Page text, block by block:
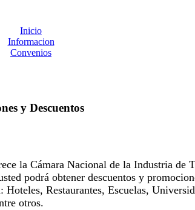
Inicio
Informacion
Convenios
y Descuentos
la Cámara Nacional de la Industria de
podrá obtener descuentos y
Restaurantes, Escuelas,
otros.